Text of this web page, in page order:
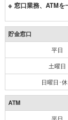
※ 窓口業務、ATMを
貯金窓口
平日
土曜日
日曜日･
ATM
平日